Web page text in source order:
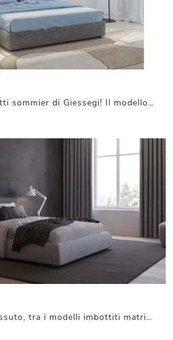
Clicca e scopri i Letti sommier di Giessegi! Il modello Nido in tessuto ti aspetta nelle versioni matrimoniali.
Il letto Cherie in tessuto, tra i modelli imbottiti matrimoniali design di Giessegi, è pensato per assicurarti il riposo migliore.